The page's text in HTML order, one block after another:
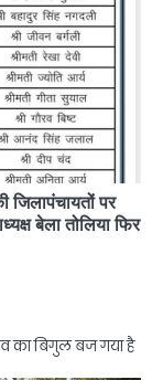
जिलापंचायतों पर
बेला तोलिया फिर
का बिगुल बज गया है